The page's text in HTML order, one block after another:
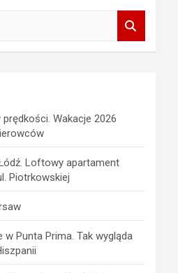
Wakacje 2026
Loftowy apartament
Piotrkowskiej
w Punta Prima. Tak wygląda